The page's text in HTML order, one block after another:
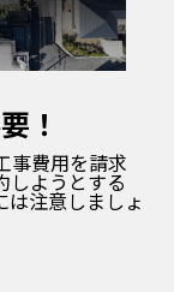
！
事費用を請求
しようとする
注意しましょ